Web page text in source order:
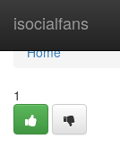
isocialfans
Home
Home
1